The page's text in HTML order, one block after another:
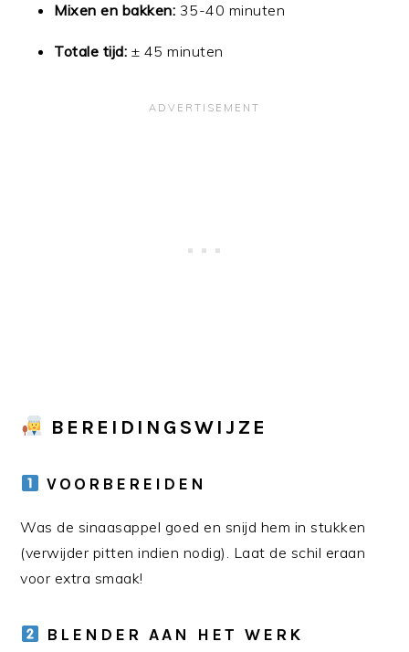
Mixen en bakken: 35-40 minuten
Totale tijd: ± 45 minuten
BEREIDINGSWIJZE
VOORBEREIDEN
Was de sinaasappel goed en snijd hem in stukken
(verwijder pitten indien nodig). Laat de schil eraan
voor extra smaak!
BLENDER AAN HET WERK